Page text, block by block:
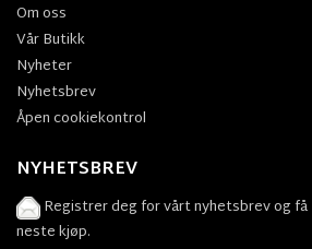
Om oss
Vår Butikk
Nyheter
Nyhetsbrev
Åpen cookiekontrol
NYHETSBREV
Registrer deg for vårt nyhetsbrev og
neste kjøp.